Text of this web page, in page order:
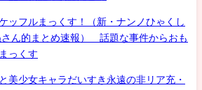
ッフルまっくす！（新・ナンノひゃくし
さん的まとめ速報） 話題な事件からおも
っくす
美少女キャラだいすき永遠の非リア充・